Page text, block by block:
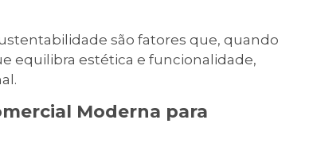
são fatores que, quando
equilibra estética e funcionalidade,
Moderna para